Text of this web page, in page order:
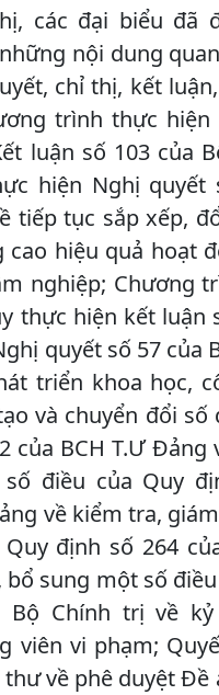
các đại biểu đã
nội dung
chỉ thị, kết
trình thực hiện
luận số 103 của
hiện Nghị quyết
tiếp tục sắp xếp,
cao hiệu quả hoạt
nghiệp; Chương
thực hiện kết luận
quyết số 57 của
triển khoa học,
và chuyển đổi số
của BCH T.Ư Đảng
điều của Quy
về kiểm tra,
định số 264
bổ sung một số
Bộ Chính trị về
viên vi phạm;
thư về phê duyệt Đề